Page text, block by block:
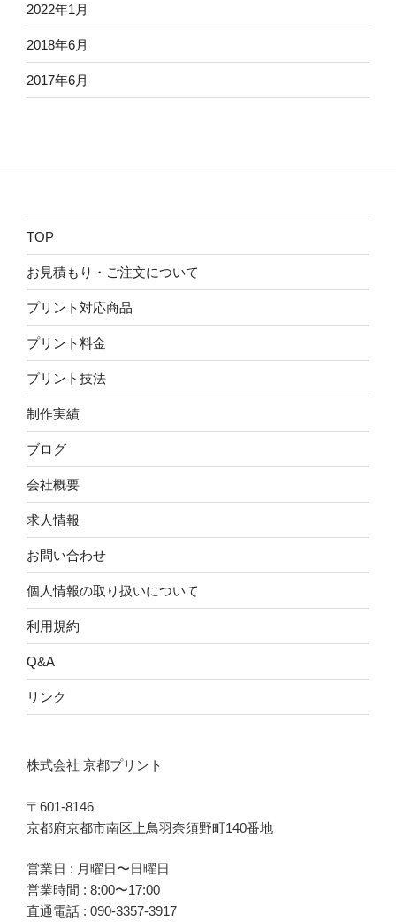
2022年1月
2018年6月
2017年6月
TOP
お見積もり・ご注文について
プリント対応商品
プリント料金
プリント技法
制作実績
ブログ
会社概要
求人情報
お問い合わせ
個人情報の取り扱いについて
利用規約
Q&A
リンク
株式会社 京都プリント
〒601-8146
京都府京都市南区上鳥羽奈須野町140番地
営業日 : 月曜日〜日曜日
営業時間 : 8:00〜17:00
直通電話 : 090-3357-3917